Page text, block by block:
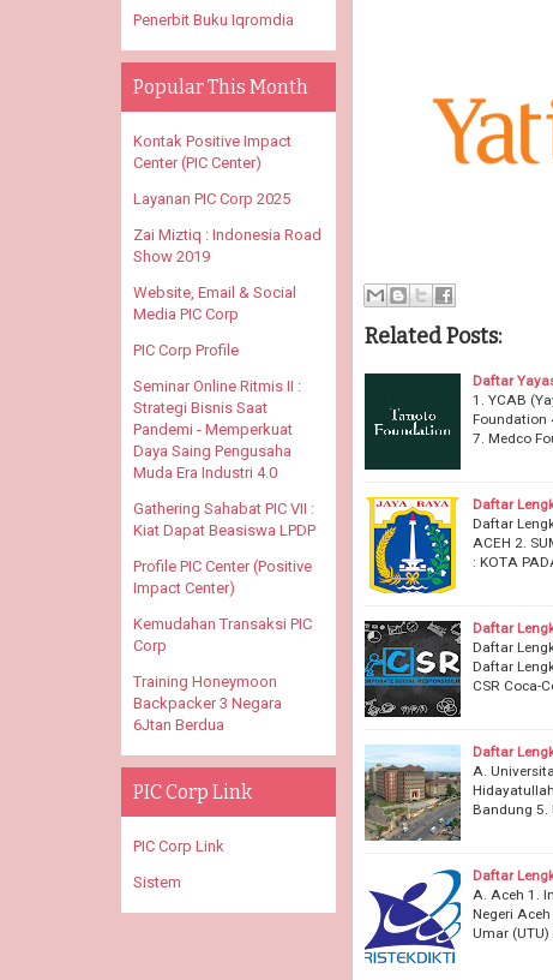
Related Posts:
Daftar
1. YCAB
Foundation
7. Medco
Daftar
Daftar
ACEH 2.
: KOTA
Daftar
Daftar
Daftar
CSR Coca-
Daftar
A.
Bandung 5.
Daftar
A. Aceh 1.
Negeri
Umar
Penerbit Buku Iqromdia
Popular This Month
Kontak Positive Impact
Center (PIC Center)
Layanan PIC Corp 2025
Zai Miztiq : Indonesia Road
Show 2019
Website, Email & Social
Media PIC Corp
PIC Corp Profile
Seminar Online Ritmis II :
Strategi Bisnis Saat
Pandemi - Memperkuat
Daya Saing Pengusaha
Muda Era Industri 4.0
Gathering Sahabat PIC VII :
Kiat Dapat Beasiswa LPDP
Profile PIC Center (Positive
Impact Center)
Kemudahan Transaksi PIC
Corp
Training Honeymoon
Backpacker 3 Negara
6Jtan Berdua
PIC Corp Link
PIC Corp Link
Sistem